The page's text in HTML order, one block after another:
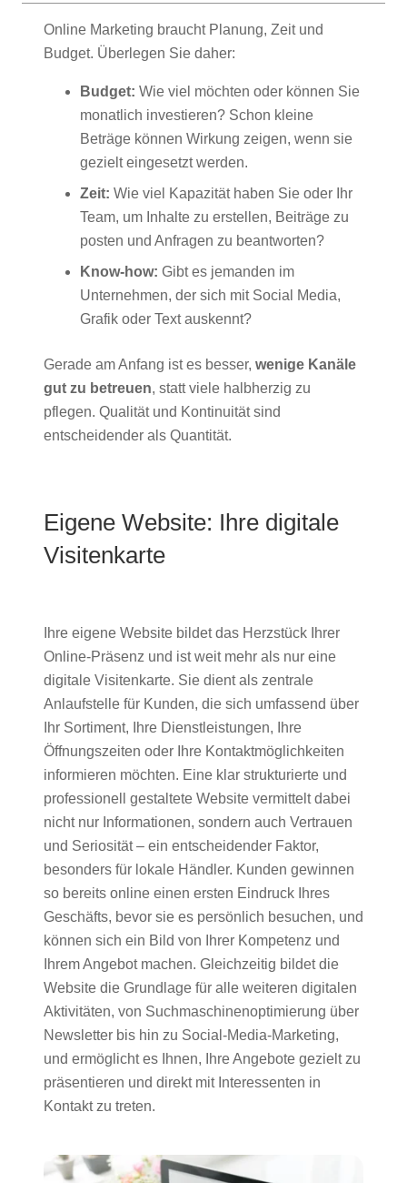
Online Marketing braucht Planung, Zeit und
Budget. Überlegen Sie daher:
Budget: Wie viel möchten oder können Sie
monatlich investieren? Schon kleine
Beträge können Wirkung zeigen, wenn sie
gezielt eingesetzt werden.
Zeit: Wie viel Kapazität haben Sie oder Ihr
Team, um Inhalte zu erstellen, Beiträge zu
posten und Anfragen zu beantworten?
Know-how: Gibt es jemanden im
Unternehmen, der sich mit Social Media,
Grafik oder Text auskennt?
Gerade am Anfang ist es besser, wenige Kanäle
gut zu betreuen, statt viele halbherzig zu
pflegen. Qualität und Kontinuität sind
entscheidender als Quantität.
Eigene Website: Ihre digitale
Visitenkarte
Ihre eigene Website bildet das Herzstück Ihrer
Online-Präsenz und ist weit mehr als nur eine
digitale Visitenkarte. Sie dient als zentrale
Anlaufstelle für Kunden, die sich umfassend über
Ihr Sortiment, Ihre Dienstleistungen, Ihre
Öffnungszeiten oder Ihre Kontaktmöglichkeiten
informieren möchten. Eine klar strukturierte und
professionell gestaltete Website vermittelt dabei
nicht nur Informationen, sondern auch Vertrauen
und Seriosität – ein entscheidender Faktor,
besonders für lokale Händler. Kunden gewinnen
so bereits online einen ersten Eindruck Ihres
Geschäfts, bevor sie es persönlich besuchen, und
können sich ein Bild von Ihrer Kompetenz und
Ihrem Angebot machen. Gleichzeitig bildet die
Website die Grundlage für alle weiteren digitalen
Aktivitäten, von Suchmaschinenoptimierung über
Newsletter bis hin zu Social-Media-Marketing,
und ermöglicht es Ihnen, Ihre Angebote gezielt zu
präsentieren und direkt mit Interessenten in
Kontakt zu treten.